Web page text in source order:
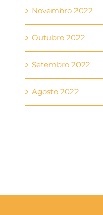
Novembro 2022
Outubro 2022
Setembro 2022
Agosto 2022